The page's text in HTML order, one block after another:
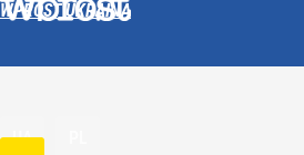
WPROST UKRAINA
UA